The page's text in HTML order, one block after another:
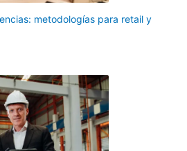
metodologías para retail y